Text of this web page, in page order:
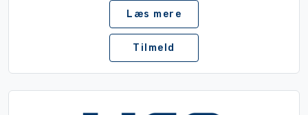
Læs mere
Tilmeld